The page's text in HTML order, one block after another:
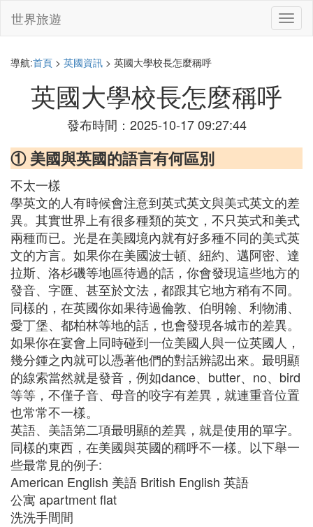
切
換
世界旅遊
導航:首頁 > 英國資訊 > 英國大學校長怎麼稱呼
英國大學校長怎麼稱呼
發布時間：2025-10-17 09:27:44
① 美國與英國的語言有何區別
不太一樣
學英文的人有時候會注意到英式英文與美式英文的差
異。其實世界上有很多種類的英文，不只英式和美式
兩種而已。光是在美國境內就有好多種不同的美式英
文的方言。如果你在美國波士頓、紐約、邁阿密、達
拉斯、洛杉磯等地區待過的話，你會發現這些地方的
發音、字匯、甚至於文法，都跟其它地方稍有不同。
同樣的，在英國你如果待過倫敦、伯明翰、利物浦、
愛丁堡、都柏林等地的話，也會發現各城市的差異。
如果你在宴會上同時碰到一位美國人與一位英國人，
幾分鍾之內就可以憑著他們的對話辨認出來。最明顯
的線索當然就是發音，例如dance、butter、no、bird
等等，不僅子音、母音的咬字有差異，就連重音位置
也常常不一樣。
英語、美語第二項最明顯的差異，就是使用的單字。
同樣的東西，在美國與英國的稱呼不一樣。以下舉一
些最常見的例子:
American English 美語 British English 英語
公寓 apartment flat
洗洗手間間